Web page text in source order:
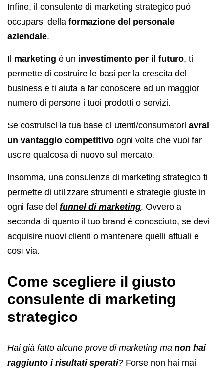
Infine, il consulente di marketing strategico può
occuparsi della formazione del personale
aziendale.
Il marketing è un investimento per il futuro, ti
permette di costruire le basi per la crescita del
business e ti aiuta a far conoscere ad un maggior
numero di persone i tuoi prodotti o servizi.
Se costruisci la tua base di utenti/consumatori avrai
un vantaggio competitivo ogni volta che vuoi far
uscire qualcosa di nuovo sul mercato.
Insomma, una consulenza di marketing strategico ti
permette di utilizzare strumenti e strategie giuste in
ogni fase del funnel di marketing. Ovvero a
seconda di quanto il tuo brand è conosciuto, se devi
acquisire nuovi clienti o mantenere quelli attuali e
così via.
Come scegliere il giusto
consulente di marketing
strategico
Hai già fatto alcune prove di marketing ma non hai
raggiunto i risultati sperati? Forse non hai mai